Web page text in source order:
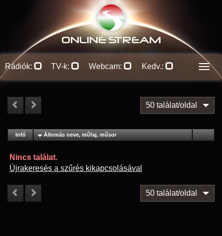
ONLINE STREAM
Rádiók: TV-k: Webcam: Kedv.:
50 találat/oldal
Infó Lejátszás
Állomás neve, műfaj, műsor
Nincs találat.
Újrakeresés a szűrés kikapcsolásával
50 találat/oldal